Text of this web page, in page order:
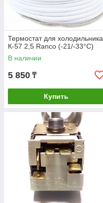
Термостат для холодильника
К-57 2,5 Ranco (-21/-33°C)
В наличии
5 850 ₸
Купить